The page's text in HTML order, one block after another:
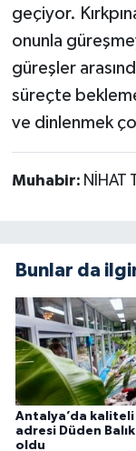
geçiyor.
onunla
güreşler
süreçte
ve dinlenmek
Muhabir: NİHAT
Bunlar da
Antalya’da kaliteli
adresi Düden Balık
oldu